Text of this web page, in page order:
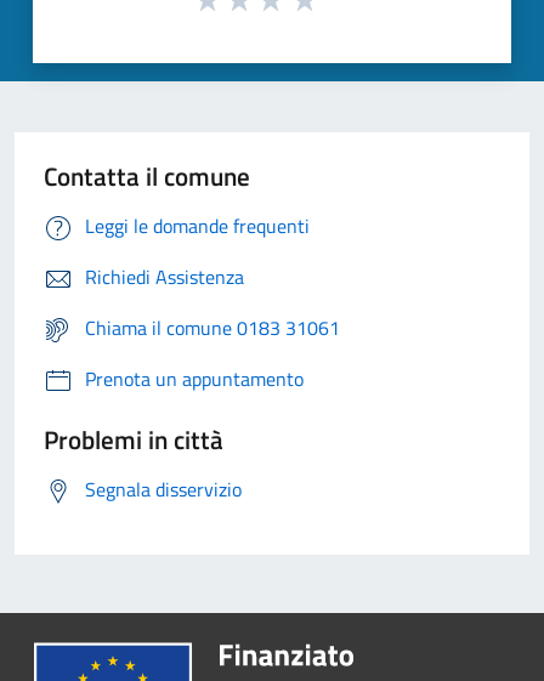
Contatta il comune
Leggi le domande frequenti
Richiedi Assistenza
Chiama il comune 0183 31061
Prenota un appuntamento
Problemi in città
Segnala disservizio